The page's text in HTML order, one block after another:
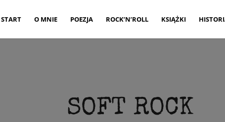
START O MNIE POEZJA ROCK’N’ROLL KSIĄŻKI
SOFT ROCK